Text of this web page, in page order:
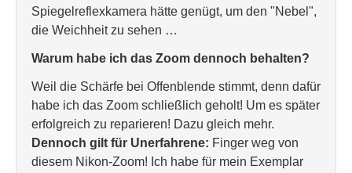
Spiegelreflexkamera hätte genügt, um den "Nebel",
die Weichheit zu sehen …
Warum habe ich das Zoom dennoch behalten?
Weil die Schärfe bei Offenblende stimmt, denn dafür
habe ich das Zoom schließlich geholt! Um es später
erfolgreich zu reparieren! Dazu gleich mehr.
Dennoch gilt für Unerfahrene: Finger weg von
diesem Nikon-Zoom! Ich habe für mein Exemplar